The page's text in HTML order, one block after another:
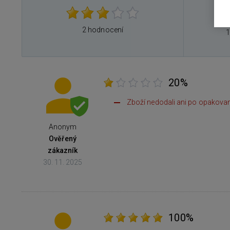
2 hodnocení
1
Anonym
Ověřený
zákazník
30. 11. 2025
20%
Zboží nedodali ani po
100%